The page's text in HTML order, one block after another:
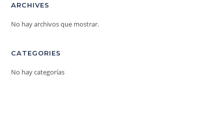
ARCHIVES
No hay archivos que mostrar.
CATEGORIES
No hay categorías